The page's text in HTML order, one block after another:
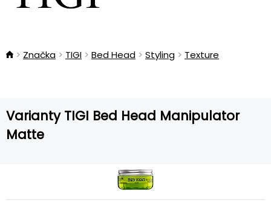
Značka TIGI Bed Head Styling Texture
Varianty TIGI Bed Head Manipulator
Matte